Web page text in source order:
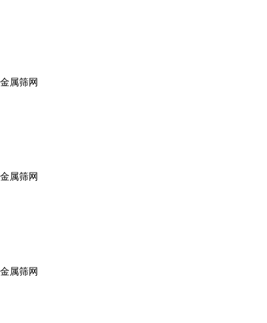
属筛网
属筛网
属筛网